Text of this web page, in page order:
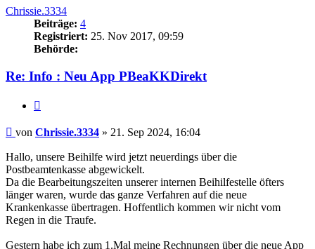
Chrissie.3334
Beiträge: 4
Registriert: 25. Nov 2017, 09:59
Behörde:
Re: Info : Neu App PBeaKKDirekt
Beitrag
von Chrissie.3334 » 21. Sep 2024, 16:04
Hallo, unsere Beihilfe wird jetzt neuerdings über die
Postbeamtenkasse abgewickelt.
Da die Bearbeitungszeiten unserer internen Beihilfestelle öfters
länger waren, wurde das ganze Verfahren auf die neue
Krankenkasse übertragen. Hoffentlich kommen wir nicht vom
Regen in die Traufe.
Gestern habe ich zum 1.Mal meine Rechnungen über die neue App